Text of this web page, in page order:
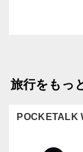
旅行をもっ
POCKETALK